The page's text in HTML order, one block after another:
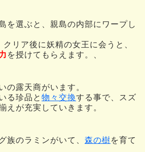
を選ぶと、親島の内部にワープし
リア後に妖精の女王に会うと、
を授けてもらえます。、
の露天商がいます。
る珍品と 物々交換する事で、スズ
えが充実していきます。
族のラミンがいて、 森の樹を育て